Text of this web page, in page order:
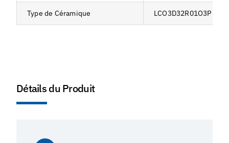
Type de Céramique LCO3D32R01O3P
Détails du Produit